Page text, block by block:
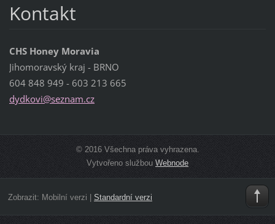
Kontakt
CHS Honey Moravia
Jihomoravský kraj - BRNO
604 848 949 - 603 213 665
dydkovi@seznam.cz
© 2016 Všechna práva vyhrazena.
Vytvořeno službou Webnode
Zobrazit: Mobilní verzi Standardní verzi